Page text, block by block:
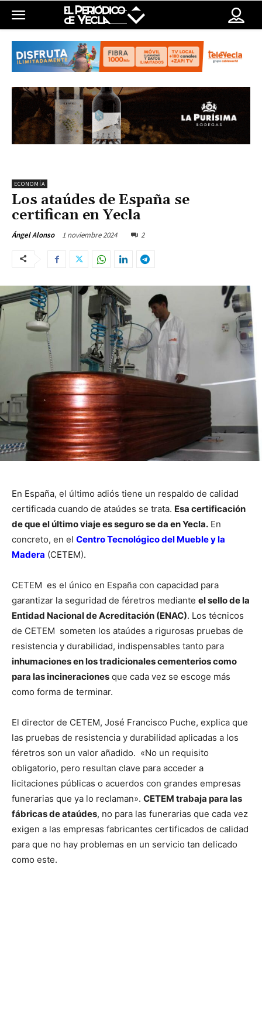
ECONOMÍA
Los ataúdes de España se
certifican en Yecla
Ángel Alonso 1 noviembre 2024 2
En España, el último adiós tiene un respaldo de calidad
certificada cuando de ataúdes se trata. Esa certificación
de que el último viaje es seguro se da en Yecla. En
concreto, en el Centro Tecnológico del Mueble y la
Madera (CETEM).
CETEM es el único en España con capacidad para
garantizar la seguridad de féretros mediante el sello de la
Entidad Nacional de Acreditación (ENAC). Los técnicos
de CETEM someten los ataúdes a rigurosas pruebas de
resistencia y durabilidad, indispensables tanto para
inhumaciones en los tradicionales cementerios como
para las incineraciones que cada vez se escoge más
como forma de terminar.
El director de CETEM, José Francisco Puche, explica que
las pruebas de resistencia y durabilidad aplicadas a los
féretros son un valor añadido. «No un requisito
obligatorio, pero resultan clave para acceder a
licitaciones públicas o acuerdos con grandes empresas
funerarias que ya lo reclaman». CETEM trabaja para las
fábricas de ataúdes, no para las funerarias que cada vez
exigen a las empresas fabricantes certificados de calidad
para que no hay problemas en un servicio tan delicado
como este.